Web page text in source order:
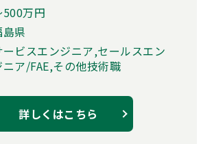
500万円
島県
ービスエンジニア,セールスエン
ニア/FAE,その他技術職
詳しくはこちら